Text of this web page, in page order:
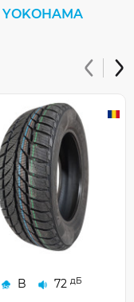
YOKOHAMA
B 72 дБ